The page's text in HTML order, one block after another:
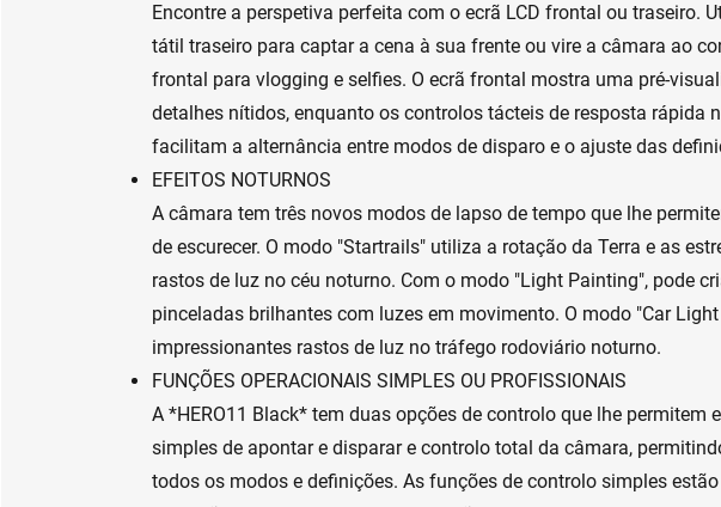
Encontre a perspetiva perfeita com o ecrã LCD frontal ou traseiro.
tátil traseiro para captar a cena à sua frente ou vire a câmara ao
frontal para vlogging e selfies. O ecrã frontal mostra uma pré-
detalhes nítidos, enquanto os controlos tácteis de resposta rápida
facilitam a alternância entre modos de disparo e o ajuste das
EFEITOS NOTURNOS
A câmara tem três novos modos de lapso de tempo que lhe
de escurecer. O modo "Startrails" utiliza a rotação da Terra e as
rastos de luz no céu noturno. Com o modo "Light Painting", pode
pinceladas brilhantes com luzes em movimento. O modo "Car
impressionantes rastos de luz no tráfego rodoviário noturno.
FUNÇÕES OPERACIONAIS SIMPLES OU PROFISSIONAIS
A *HERO11 Black* tem duas opções de controlo que lhe permitem
simples de apontar e disparar e controlo total da câmara,
todos os modos e definições. As funções de controlo simples